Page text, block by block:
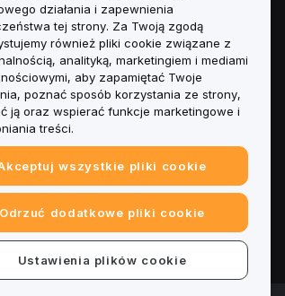
polityki
i zarządzania
ESG
informacyjne
działania i zapewnienia
tej strony. Za Twoją zgodą
również pliki cookie związane z
analityką, marketingiem i mediami
aby zapamiętać Twoje
poznać sposób korzystania ze strony,
ją oraz wspierać funkcje marketingowe i
treści.
wszystkie pliki cookie
Odrzuć dodatkowe pliki cookie
Ustawienia plików cookie